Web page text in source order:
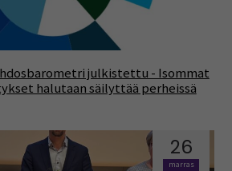
julkistettu - Isommat
halutaan säilyttää perheissä
26
marras